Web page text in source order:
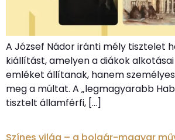
A József Nádor iránti mély tisztelet
kiállítást, amelyen a diákok
emléket állítanak, hanem
meg a múltat. A „legmagyarabb
tisztelt államférfi, […]